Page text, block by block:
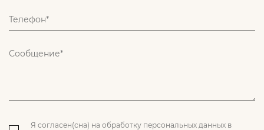
Я согласен(сна) на обработку персональных данных в